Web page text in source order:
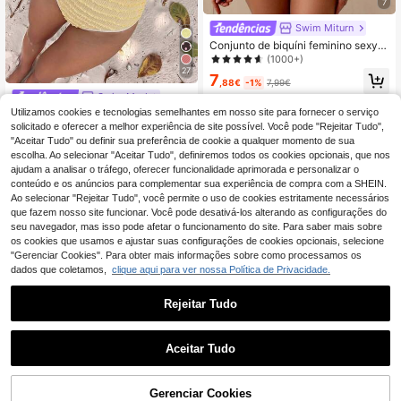
27
Swim Mod
NEW Swim Mod Fato de banho de u
ma peça feminino 2026 para verão,
praia e férias, estilo cute girl, com d
ecote halter, alças finas, pendente
de estrela em metal, aplique de estr
ela-do-mar, costas abertas, sexy, te
cido de textura especial, cintura alt
a e corte alto, triângulo
15,49€
Swim Miturn
Conjunto de biquíni feminino sexy d
e duas peças, com acessórios brilh
casuais na praia no verão.
(1000+)
7,88€ -1% 7,99€
#Cintura alta de verão
Swim Mod Conjunto de biquíni femi
COMPRE AGORA
Utilizamos cookies e tecnologias semelhantes em nosso site para fornecer o serviço
solicitado e oferecer a melhor experiência de site possível. Você pode "Rejeitar Tudo",
"Aceitar Tudo" ou definir sua preferência de cookie a qualquer momento de sua
escolha. Ao selecionar "Aceitar Tudo", definiremos todos os cookies opcionais, que nos
ajudam a analisar o tráfego, oferecer funcionalidade aprimorada e personalizar o
conteúdo e os anúncios para complementar sua experiência de compra com a SHEIN.
Ao selecionar "Rejeitar Tudo", você permite o uso de cookies estritamente necessários
que fazem nosso site funcionar. Você pode desativá-los alterando as configurações do
seu navegador, mas isso pode afetar o funcionamento do site. Para saber mais sobre
os cookies que usamos e ajustar suas configurações de cookies opcionais, selecione
"Gerenciar Cookies". Para obter mais informações sobre como processamos os
dados que coletamos, clique aqui para ver nossa Política de Privacidade.
Rejeitar Tudo
Aceitar Tudo
Gerenciar Cookies